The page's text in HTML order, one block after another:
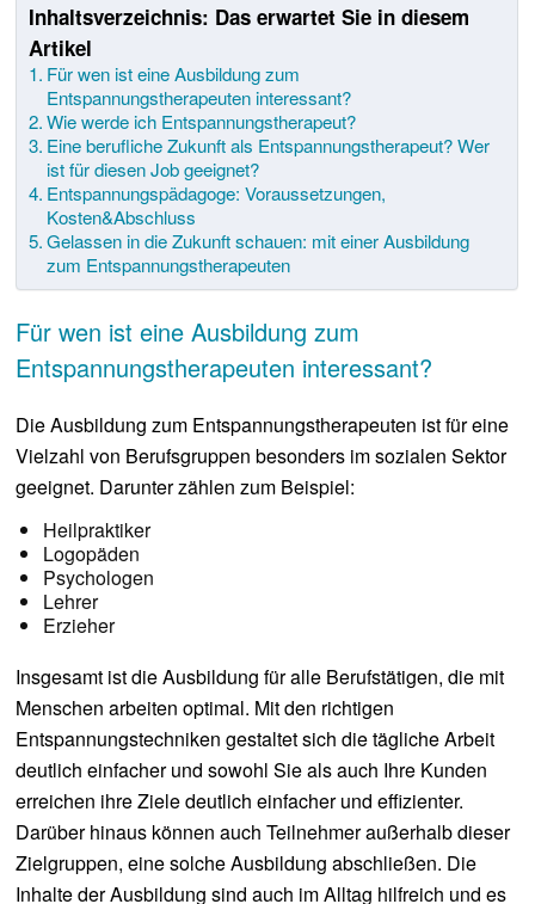
Inhaltsverzeichnis: Das erwartet Sie in diesem
Artikel
Für wen ist eine Ausbildung zum
Entspannungstherapeuten interessant?
Wie werde ich Entspannungstherapeut?
Eine berufliche Zukunft als Entspannungstherapeut? Wer
ist für diesen Job geeignet?
Entspannungspädagoge: Voraussetzungen,
Kosten&Abschluss
Gelassen in die Zukunft schauen: mit einer Ausbildung
zum Entspannungstherapeuten
Für wen ist eine Ausbildung zum
Entspannungstherapeuten interessant?
Die Ausbildung zum Entspannungstherapeuten ist für eine
Vielzahl von Berufsgruppen besonders im sozialen Sektor
geeignet. Darunter zählen zum Beispiel:
Heilpraktiker
Logopäden
Psychologen
Lehrer
Erzieher
Insgesamt ist die Ausbildung für alle Berufstätigen, die mit
Menschen arbeiten optimal. Mit den richtigen
Entspannungstechniken gestaltet sich die tägliche Arbeit
deutlich einfacher und sowohl Sie als auch Ihre Kunden
erreichen ihre Ziele deutlich einfacher und effizienter.
Darüber hinaus können auch Teilnehmer außerhalb dieser
Zielgruppen, eine solche Ausbildung abschließen. Die
Inhalte der Ausbildung sind auch im Alltag hilfreich und es